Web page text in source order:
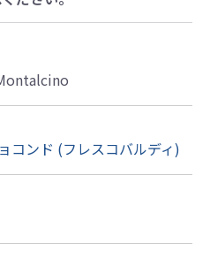
コンド (フレスコバルディ)